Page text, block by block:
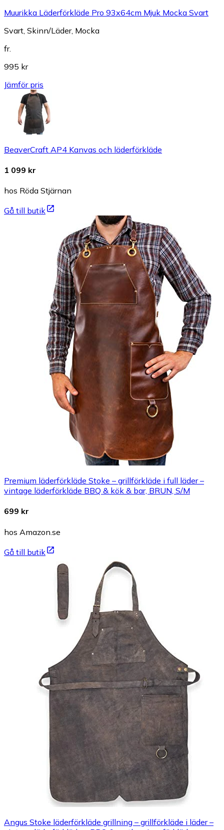
Muurikka Läderförkläde Pro 93x64cm Mjuk Mocka Svart
Svart, Skinn/Läder, Mocka
fr.
995 kr
Jämför pris
BeaverCraft AP4 Kanvas och läderförkläde
1 099 kr
hos Röda Stjärnan
Gå till butik
Premium läderförkläde Stoke – grillförkläde i full läder –
vintage läderförkläde BBQ & kök & bar, BRUN, S/M
699 kr
hos Amazon.se
Gå till butik
Angus Stoke läderförkläde grillning – grillförkläde i läder –